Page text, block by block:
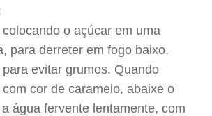
o açúcar em uma
para derreter em fogo baixo,
evitar grumos. Quando
cor de caramelo, abaixe o
água fervente lentamente, com